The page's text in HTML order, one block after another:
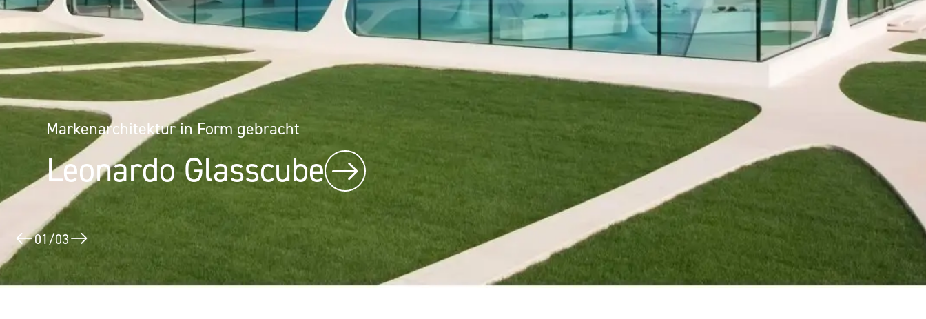
Markenarchitektur in Form gebracht
Leonardo Glasscube
Architektur als Erlebnis: Mineralwerkstofflösungen im Designhotel
Puerta América
02/03